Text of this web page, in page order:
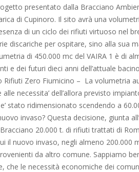
presentato dalla Bracciano
di Cupinoro. Il sito avrà una
di un ciclo dei rifiuti virtuoso nel
discariche per ospitare, sino alla sua
di 450.000 mc del VAIRA 1 è di
e dei futuri dieci anni dell’attuale
Rifiuti Zero Fiumicino – La volumetria
alle necessita’ dell’allora previsto
stato ridimensionato scendendo a
invaso? Questa decisione, giunta
20.000 t. di rifiuti trattati di
il nuovo invaso, negli almeno 200.000
da altro comune. Sappiamo
che le necessità economiche dei